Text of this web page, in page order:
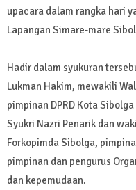
upacara dalam rangka hari
Lapangan Simare-mare
Hadir dalam syukuran
Lukman Hakim, mewakili
pimpinan DPRD Kota
Syukri Nazri Penarik dan
Forkopimda Sibolga,
pimpinan dan pengurus
dan kepemudaan.